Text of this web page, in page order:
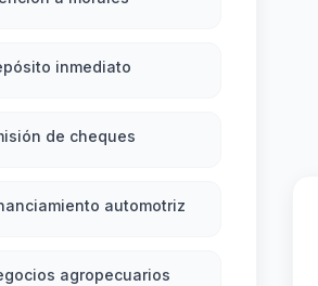
inmediato
de cheques
automotriz
agropecuarios